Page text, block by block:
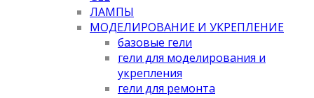
ЛАМПЫ
МОДЕЛИРОВАНИЕ И УКРЕПЛЕНИЕ
базовые гели
гели для моделирования и
укрепления
гели для ремонта